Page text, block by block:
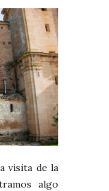
visita de la
algo